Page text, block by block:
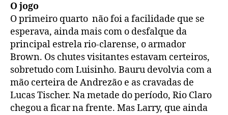
O jogo
O primeiro quarto não foi a facilidade que se
esperava, ainda mais com o desfalque da
principal estrela rio-clarense, o armador
Brown. Os chutes visitantes estavam certeiros,
sobretudo com Luisinho. Bauru devolvia com a
mão certeira de Andrezão e as cravadas de
Lucas Tischer. Na metade do período, Rio Claro
chegou a ficar na frente. Mas Larry, que ainda